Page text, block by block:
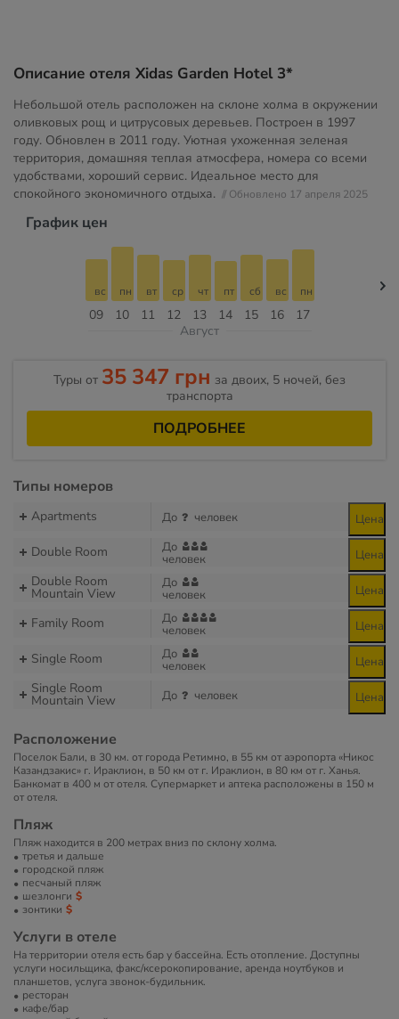
Описание отеля Xidas Garden Hotel 3*
Небольшой отель расположен на склоне холма в окружении
оливковых рощ и цитрусовых деревьев. Построен в 1997
году. Обновлен в 2011 году. Уютная ухоженная зеленая
территория, домашняя теплая атмосфера, номера со всеми
удобствами, хороший сервис. Идеальное место для
спокойного экономичного отдыха. // Обновлено 17 апреля 2025
График цен
09
вс
10
пн
11
вт
12
ср
13
чт
14
пт
15
сб
16
вс
17
пн
Август
Туры от 35 347 грн за двоих, 5 ночей, без
транспорта
ПОДРОБНЕЕ
Типы номеров
Apartments До человек Цена
Double Room До
человек Цена
Double Room
Mountain View
До
человек Цена
Family Room До
человек Цена
Single Room До
человек Цена
Single Room
Mountain View До человек Цена
Расположение
Поселок Бали, в 30 км. от города Ретимно, в 55 км от аэропорта «Никос
Казандзакис» г. Ираклион, в 50 км от г. Ираклион, в 80 км от г. Ханья.
Банкомат в 400 м от отеля. Супермаркет и аптека расположены в 150 м
от отеля.
Пляж
Пляж находится в 200 метрах вниз по склону холма.
третья и дальше
городской пляж
песчаный пляж
шезлонги
зонтики
Услуги в отеле
На территории отеля есть бар у бассейна. Есть отопление. Доступны
услуги носильщика, факс/ксерокопирование, аренда ноутбуков и
планшетов, услуга звонок-будильник.
ресторан
кафе/бар